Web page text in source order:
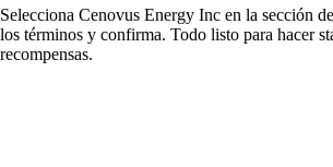
Selecciona Cenovus Energy Inc en la sección
los términos y confirma. Todo listo para hacer
recompensas.